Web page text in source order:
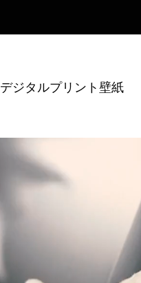
デジタルプリント壁紙